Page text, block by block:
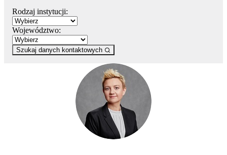
Rodzaj instytucji:
Województwo:
Szukaj danych kontaktowych